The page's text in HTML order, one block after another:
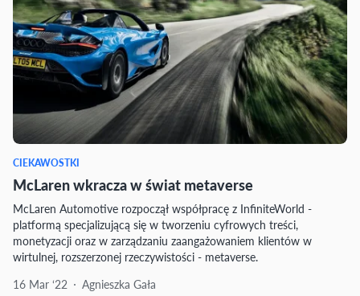
CIEKAWOSTKI
McLaren wkracza w świat metaverse
McLaren Automotive rozpoczął współpracę z InfiniteWorld -
platformą specjalizującą się w tworzeniu cyfrowych treści,
monetyzacji oraz w zarządzaniu zaangażowaniem klientów w
wirtulnej, rozszerzonej rzeczywistości - metaverse.
16 Mar ‘22
Agnieszka Gała